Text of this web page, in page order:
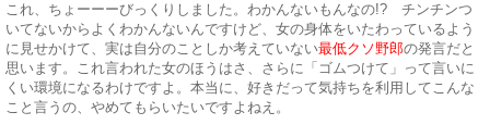
これ、ちょーーーびっくりしました。わかんないもんなの!? チンチンつ
いてないからよくわかんないんですけど、女の身体をいたわっているよう
に見せかけて、実は自分のことしか考えていない最低クソ野郎の発言だと
思います。これ言われた女のほうはさ、さらに「ゴムつけて」って言いに
くい環境になるわけですよ。本当に、好きだって気持ちを利用してこんな
こと言うの、やめてもらいたいですよねえ。